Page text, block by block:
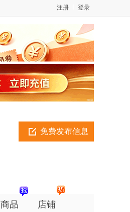
登录
注册
免费发布信息
商品 店铺